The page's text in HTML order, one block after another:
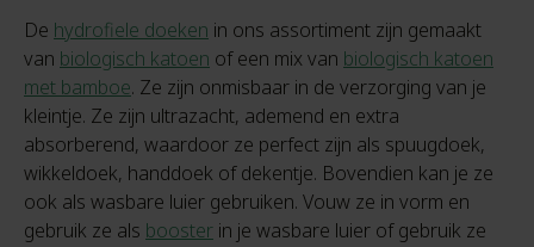
De hydrofiele doeken in ons assortiment zijn gemaakt
van biologisch katoen of een mix van biologisch katoen
met bamboe. Ze zijn onmisbaar in de verzorging van je
kleintje. Ze zijn ultrazacht, ademend en extra
absorberend, waardoor ze perfect zijn als spuugdoek,
wikkeldoek, handdoek of dekentje. Bovendien kan je ze
ook als wasbare luier gebruiken. Vouw ze in vorm en
gebruik ze als booster in je wasbare luier of gebruik ze